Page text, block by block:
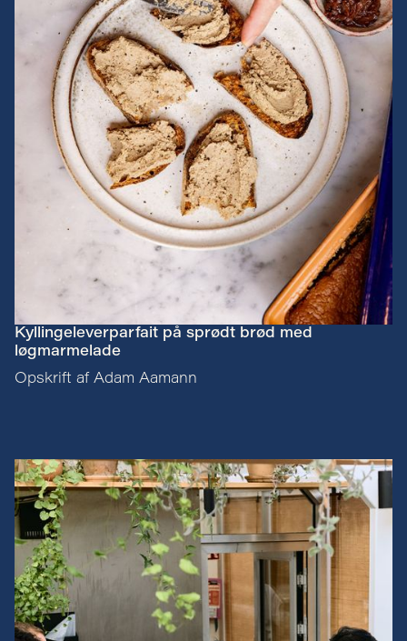
Kyllingeleverparfait på sprødt brød med
løgmarmelade
Opskrift af Adam Aamann